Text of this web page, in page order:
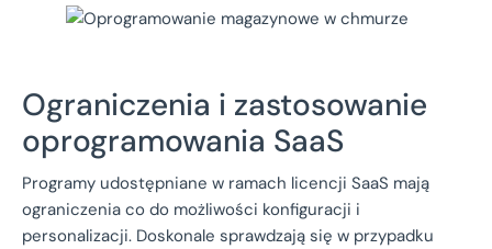
Ograniczenia i zastosowanie
oprogramowania SaaS
Programy udostępniane w ramach licencji SaaS mają
ograniczenia co do możliwości konfiguracji i
personalizacji. Doskonale sprawdzają się w przypadku